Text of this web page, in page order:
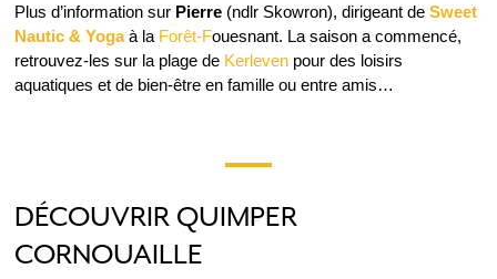
Plus d’information sur Pierre(ndlr Skowron), dirigeant de Sweet
Nautic & Yoga à la Forêt-Fouesnant. La saison a commencé,
retrouvez-les sur la plage de Kerleven pour des loisirs
aquatiques et de bien-être en famille ou entre amis…
DÉCOUVRIR QUIMPER
CORNOUAILLE